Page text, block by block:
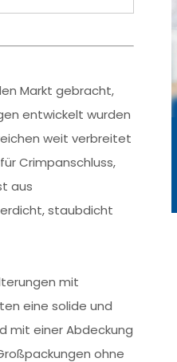
Markt gebracht,
entwickelt wurden
weit verbreitet
Crimpanschluss,
aus
staubdicht
mit
eine solide und
mit einer Abdeckung
ohne